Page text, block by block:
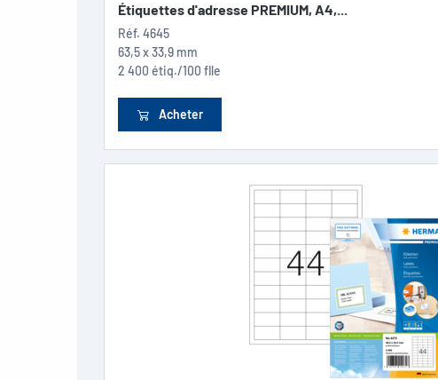
Étiquettes d'adresse PREMIUM, A4,...
Réf. 4645
63,5 x 33,9 mm
2 400 étiq./100 flle
Acheter